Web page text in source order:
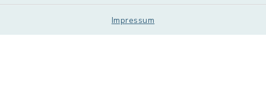
Impressum
Sitemap